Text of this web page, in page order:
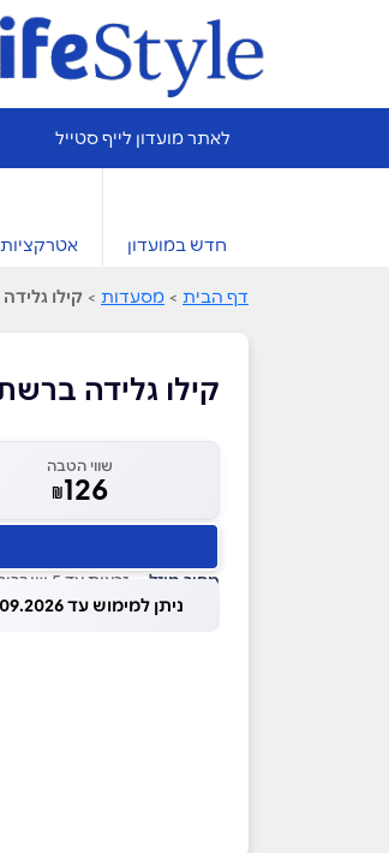
לאתר מועדון לייף סטייל
חדש במועדון אטרקציות
דף הבית > מסעדות > קילו
קילו גלידה
שווי הטבה
₪126
מחיר מוזל — זכאות עד 5 שוברים לחודש קלנדרי
ניתן למימוש עד 18.09.2026